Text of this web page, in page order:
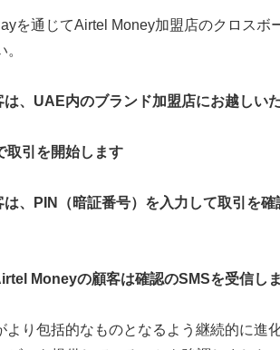
を通じてAirtel Money加盟店のクロスボ
、 UAE内のブランド加盟店にお越しい
取引を開始します
、 PIN
（暗証番号）を入力して取引を
Moneyの顧客は確認のSMSを受信し
り包括的なものとなるよう継続的に進